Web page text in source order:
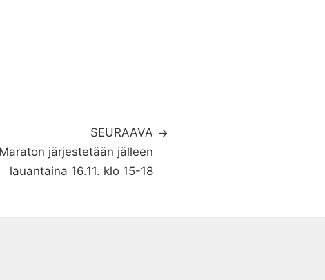
SEURAAVA
järjestetään jälleen
lauantaina 16.11. klo 15-18